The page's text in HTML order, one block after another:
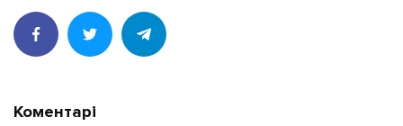
Коментарі